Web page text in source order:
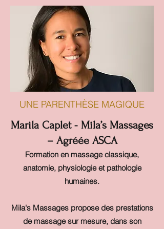
UNE PARENTHÈSE MAGIQUE
Marila Caplet - Mila’s Massages
– Agréée ASCA
Formation en massage classique,
anatomie, physiologie et pathologie
humaines.
Mila's Massages propose des prestations
de massage sur mesure, dans son